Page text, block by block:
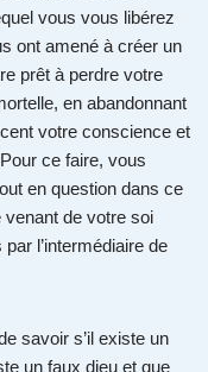
vous vous libérez
ont amené à créer un
prêt à perdre votre
en abandonnant
votre conscience et
ce faire, vous
en question dans ce
de votre soi
l’intermédiaire de
savoir s’il existe un
un faux dieu et que